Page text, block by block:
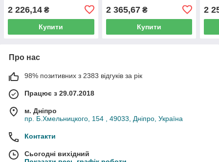
2 226,14 ₴
Купити
2 365,67₴
Купити
2
Про нас
98% позитивних з 2383 відгуків за рік
Працює з 29.07.2018
м. Дніпро
пр. Б.Хмельницкого, 154 , 49033, Дніпро, Україна
Контакти
Сьогодні вихідний